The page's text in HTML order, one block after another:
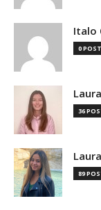
Italo
0
36
89